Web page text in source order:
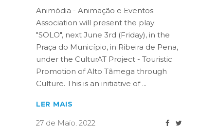
Animódia - Animação e Eventos
Association will present the play:
"SOLO", next June 3rd (Friday), in the
Praça do Município, in Ribeira de Pena,
under the CulturAT Project - Touristic
Promotion of Alto Tâmega through
Culture. This is an initiative of
LER MAIS
27 de Maio, 2022